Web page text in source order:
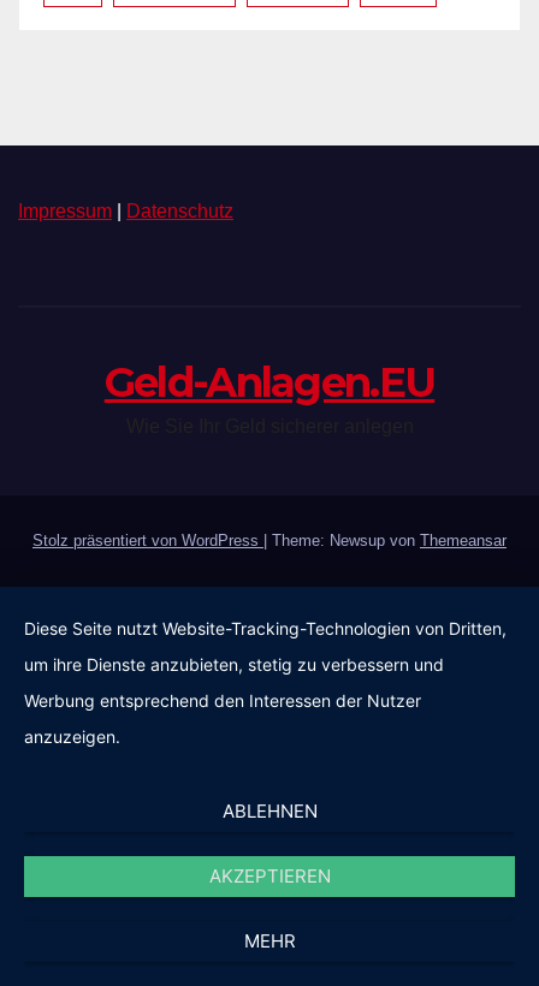
Impressum Datenschutz
Geld-Anlagen.EU
Stolz präsentiert von WordPress Theme: Newsup von Themeansar
Diese Seite nutzt Website-Tracking-Technologien von Dritten,
um ihre Dienste anzubieten, stetig zu verbessern und
Werbung entsprechend den Interessen der Nutzer
anzuzeigen.
ABLEHNEN
AKZEPTIEREN
MEHR